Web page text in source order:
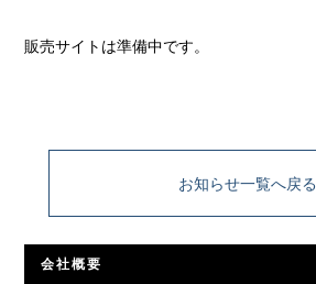
販売サイトは準備中です。
お知らせ一覧へ戻る
会社概要